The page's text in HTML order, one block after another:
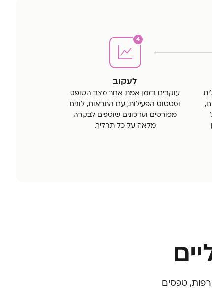
4
לעקוב
עוקבים בזמן אמת אחר מצב הטופס
וסטטוס הפעילות, עם התראות, לוגים
מפורטים ועדכונים שוטפים לבקרה
מלאה על כל תהליך.
דיגיטליות, טפסי 101, טפסי הצטרפות, טפסים